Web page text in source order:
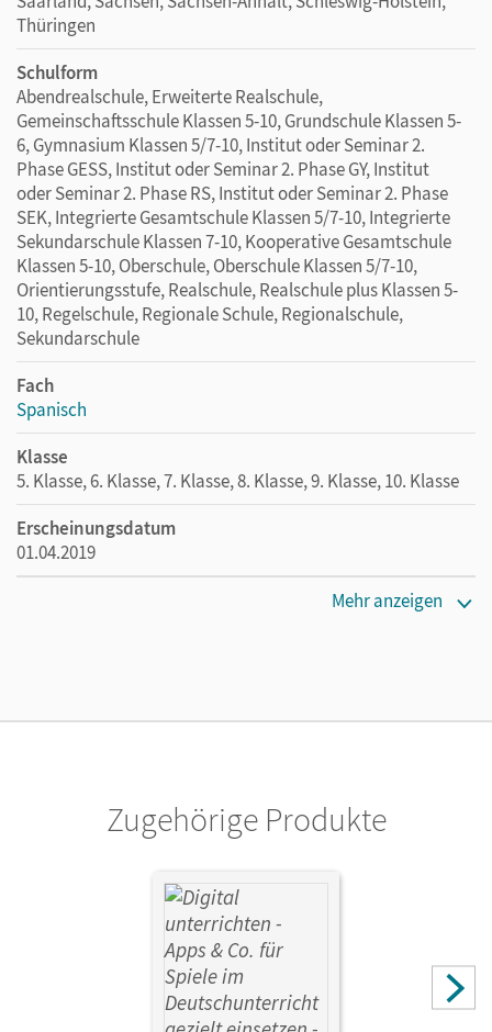
Thüringen
Schulform
Abendrealschule, Erweiterte Realschule,
Gemeinschaftsschule Klassen 5-10, Grundschule Klassen 5-
6, Gymnasium Klassen 5/7-10, Institut oder Seminar 2.
Phase GESS, Institut oder Seminar 2. Phase GY, Institut
oder Seminar 2. Phase RS, Institut oder Seminar 2. Phase
SEK, Integrierte Gesamtschule Klassen 5/7-10, Integrierte
Sekundarschule Klassen 7-10, Kooperative Gesamtschule
Klassen 5-10, Oberschule, Oberschule Klassen 5/7-10,
Orientierungsstufe, Realschule, Realschule plus Klassen 5-
10, Regelschule, Regionale Schule, Regionalschule,
Sekundarschule
Fach
Spanisch
Klasse
5. Klasse, 6. Klasse, 7. Klasse, 8. Klasse, 9. Klasse, 10. Klasse
Erscheinungsdatum
01.04.2019
Mehr anzeigen
Zugehörige Produkte